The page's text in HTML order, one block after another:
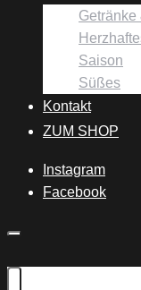
Saison
Süßes
Kontakt
ZUM SHOP
Instagram
Facebook